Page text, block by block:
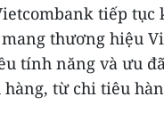
tiếp tục
mang thương hiệu
tính năng và ưu
hàng, từ chi tiêu